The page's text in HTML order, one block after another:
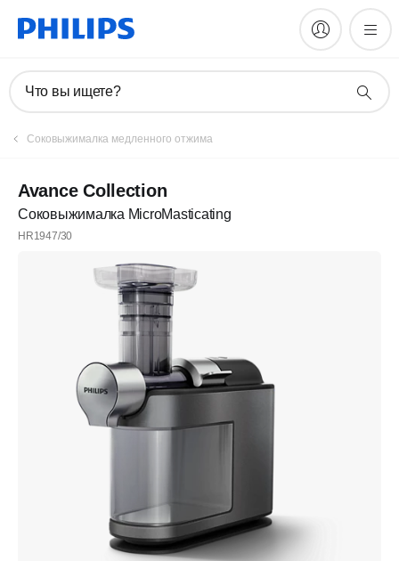
Что вы ищете?
Соковыжималка медленного отжима
Avance Collection
Соковыжималка MicroMasticating
HR1947/30